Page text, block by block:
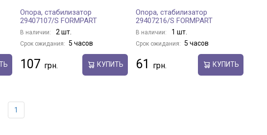
Опора, стабилизатор
29407107/S FORMPART
В наличии: 2 шт.
Срок ожидания: 5 часов
107 КУПИТЬ
Опора, стабилизатор
29407216/S FORMPART
В наличии: 1 шт.
Срок ожидания: 5 часов
61 КУПИТЬ
1